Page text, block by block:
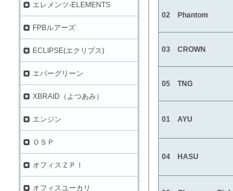
02 Phantom
03 CROWN
05 TNG
01 AYU
04 HASU
エレメンツ-ELEMENTS
FPBルアーズ
ECLIPSE(エクリプス)
エバーグリーン
XBRAID（よつあみ）
エンジン
ＯＳＰ
オフィスＺＰＩ
オフィスユーカリ